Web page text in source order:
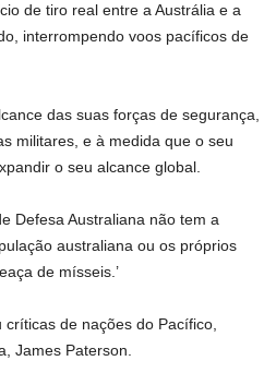
de tiro real entre a Austrália e a
interrompendo voos pacíficos de
das suas forças de segurança,
militares, e à medida que o seu
o seu alcance global.
Defesa Australiana não tem a
australiana ou os próprios
de mísseis.’
de nações do Pacífico,
James Paterson.